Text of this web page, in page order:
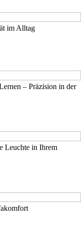
im Alltag
– Präzision in der
Leuchte in Ihrem